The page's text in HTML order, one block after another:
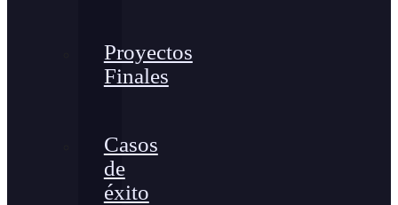
Proyectos
Finales
Casos
de
éxito